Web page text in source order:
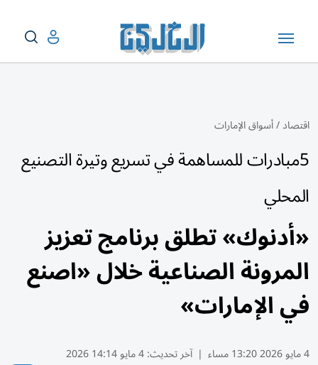
اقتصاد/أسواق الإمارات
5مبادرات للمساهمة في تسريع وتيرة التصنيع
المحلي
«أدنوك» تطلق برنامج تعزيز
المرونة الصناعية خلال «اصنع
في الإمارات»
4 مايو 2026 13:20 مساء | آخر تحديث:4 مايو 14:14 2026